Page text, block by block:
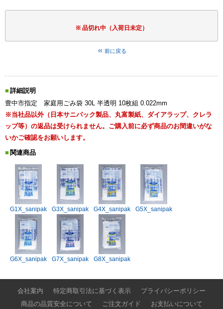
品切れ中（入荷日未定）
前に戻る
詳細説明
豊中市指定 家庭用ごみ袋 30L 半透明 10枚組 0.022mm
※当社品以外（日本サニパック製品、丸富製紙、ダイアラップ、クレラ
ップ等）の返品は受けられません。ご購入前に必ず商品のお間違いがな
いかご確認をお願いします。
関連商品
G1X_sanipak G3X_sanipak G4X_sanipak G5X_sanipak
G6X_sanipak G7X_sanipak G8X_sanipak
会社案内 特定商取引法に基づく表示
プライバシーポリシー
商品の品質安全について
ご注文ガイド お支払いについて